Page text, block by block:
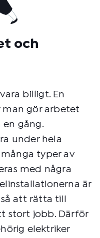
och
billigt. En
man gör arbetet
gång.
under hela
många typer av
med några
är
att rätta till
stort jobb. Därför
elektriker